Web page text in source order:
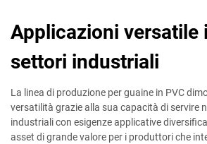
Applicazioni versatile
settori industriali
La linea di produzione per guaine in PVC
versatilità grazie alla sua capacità di servire
industriali con esigenze applicative
asset di grande valore per i produttori che